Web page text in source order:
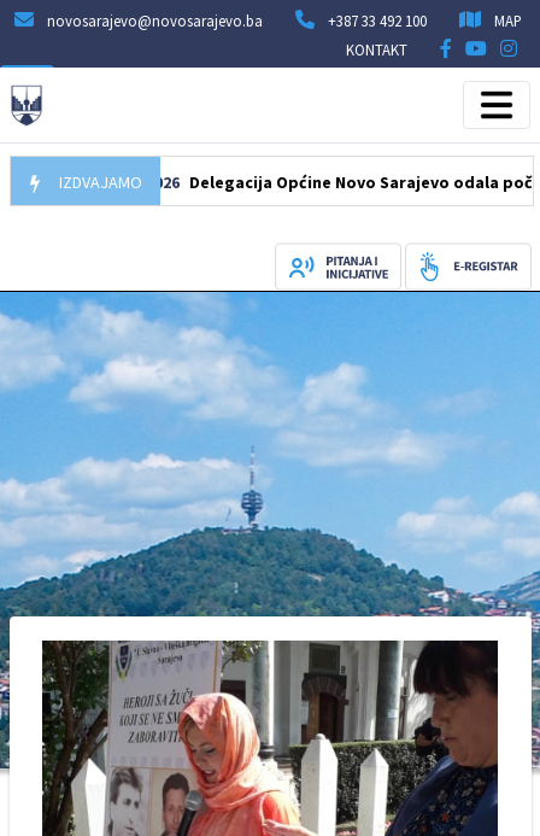
novosarajevo@novosarajevo.ba +387 33 492 100
MAP
KONTAKT
IZDVAJAMO
07.08.2026 Delegacija Općine Novo Sarajevo odala počast